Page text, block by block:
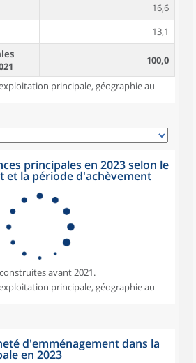
16,6
13,1
100,0
principale, géographie au
principales en 2023 selon le
et la période d'achèvement
avant 2021.
principale, géographie au
d'emménagement dans la
en 2023